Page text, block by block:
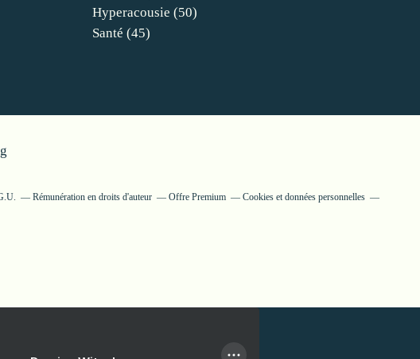
Hyperacousie (50)
Santé (45)
Rémunération en droits d'auteur Offre Premium
Cookies et données personnelles